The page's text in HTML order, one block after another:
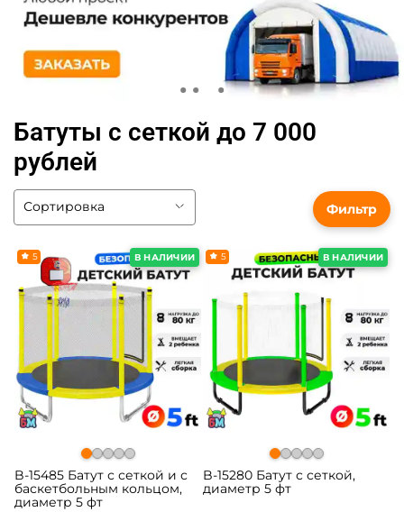
Батуты с сеткой до 7 000
рублей
В НАЛИЧИИ
5
B-15485 Батут с сеткой и с
баскетбольным кольцом,
диаметр 5 фт
В НАЛИЧИИ
5
B-15280 Батут с сеткой,
диаметр 5 фт
Фильтр